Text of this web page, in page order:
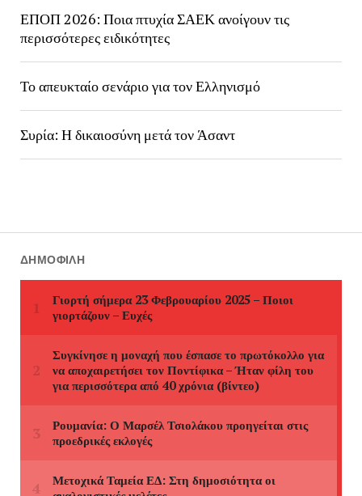
ΕΠΟΠ 2026: Ποια πτυχία ΣΑΕΚ ανοίγουν τις
περισσότερες ειδικότητες
Το απευκταίο σενάριο για τον Ελληνισμό
Συρία: Η δικαιοσύνη μετά τον Άσαντ
ΔΗΜΟΦΙΛΉ